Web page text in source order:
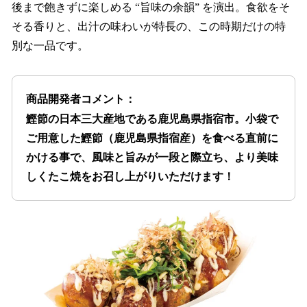
後まで飽きずに楽しめる “旨味の余韻” を演出。食欲をそ
そる香りと、出汁の味わいが特長の、この時期だけの特
別な一品です。
商品開発者コメント：
鰹節の日本三大産地である鹿児島県指宿市。小袋で
ご用意した鰹節（鹿児島県指宿産）を食べる直前に
かける事で、風味と旨みが一段と際立ち、より美味
しくたこ焼をお召し上がりいただけます！